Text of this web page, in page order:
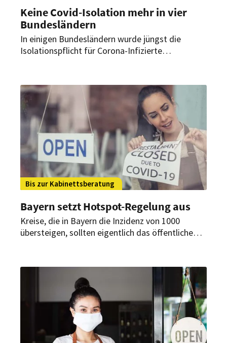
Keine Covid-Isolation mehr in vier
Bundesländern
In einigen Bundesländern wurde jüngst die
Isolationspflicht für Corona-Infizierte
Sonderregeln für das Gastgewerbe?
Bis zur Kabinettsberatung
Bayern setzt Hotspot-Regelung aus
Kreise, die in Bayern die Inzidenz von 1000
übersteigen, sollten eigentlich das öffentliche
begrüßen die Entscheidung.